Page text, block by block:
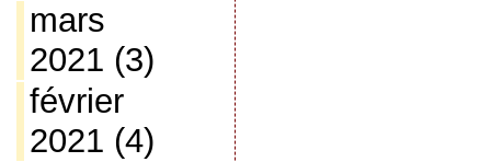
mars
2021 (3)
février
2021 (4)